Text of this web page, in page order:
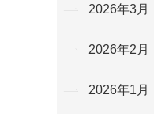
2026年3月
2026年2月
2026年1月